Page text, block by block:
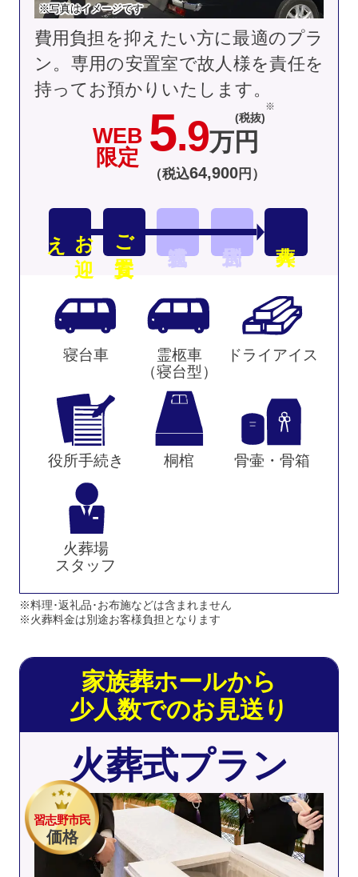
※写真はイメージです
WEB
限定 5.9万円
(税抜)
（税込64,900円）
お
迎
え ご安置
費用負担を抑えたい方に最適のプラ
ン。専用の安置室で故人様を責任を
持ってお預かりいたします。
寝台車
霊柩車
（寝台型）
ドライアイス
役所手続き 桐棺 骨壷・骨箱
火葬場
スタッフ
※料理･返礼品･お布施などは含まれません
※火葬料金は別途お客様負担となります
習志野市民
価格
家族葬ホールから
少人数でのお見送り
火葬式プラン